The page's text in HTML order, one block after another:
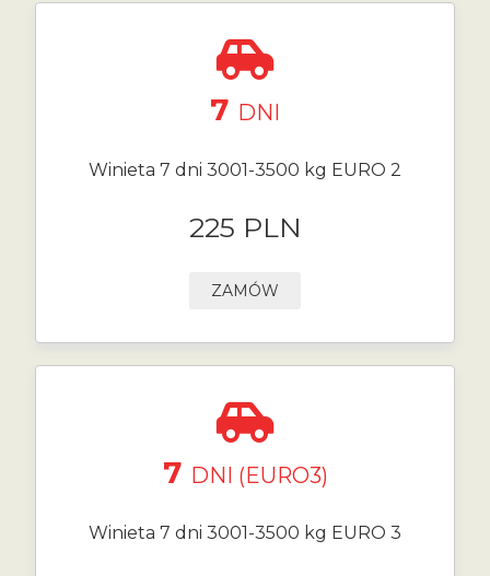
7 DNI
Winieta 7 dni 3001-3500 kg EURO 2
225 PLN
ZAMÓW
7 DNI (EURO3)
Winieta 7 dni 3001-3500 kg EURO 3